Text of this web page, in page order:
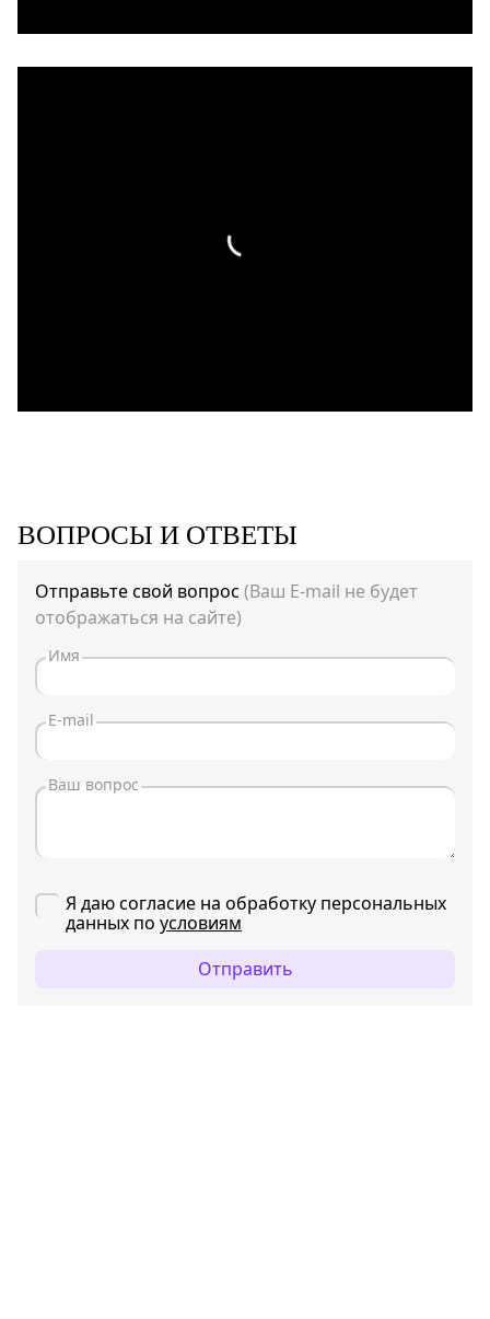
ВОПРОСЫ И ОТВЕТЫ
Отправьте свой вопрос (Ваш E-mail не будет
отображаться на сайте)
Я даю согласие на обработку персональных
данных по условиям
Отправить